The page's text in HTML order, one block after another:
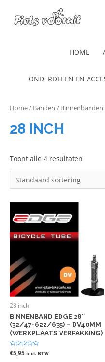
HOME
ONDERDELEN EN
Home/ Banden / Binnenbanden
28 INCH
Toont alle 4 resultaten
28 inch
BINNENBAND EDGE 28″
(32/47-622/635) – DV40MM
(WERKPLAATS VERPAKKING)
Gewaardeerd
0
€5,95 incl. BTW